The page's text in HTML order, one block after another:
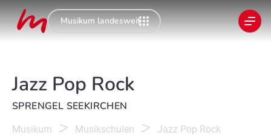
Musikum landesweit
Jazz Pop Rock
SPRENGEL SEEKIRCHEN
Musikum Musikschulen Jazz Pop Rock